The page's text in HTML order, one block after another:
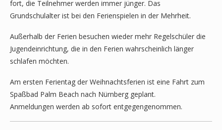
fort, die Teilnehmer werden immer jünger. Das
Grundschulalter ist bei den Ferienspielen in der Mehrheit.
Außerhalb der Ferien besuchen wieder mehr Regelschüler die
Jugendeinrichtung, die in den Ferien wahrscheinlich länger
schlafen möchten.
Am ersten Ferientag der Weihnachtsferien ist eine Fahrt zum
Spaßbad Palm Beach nach Nürnberg geplant.
Anmeldungen werden ab sofort entgegengenommen.